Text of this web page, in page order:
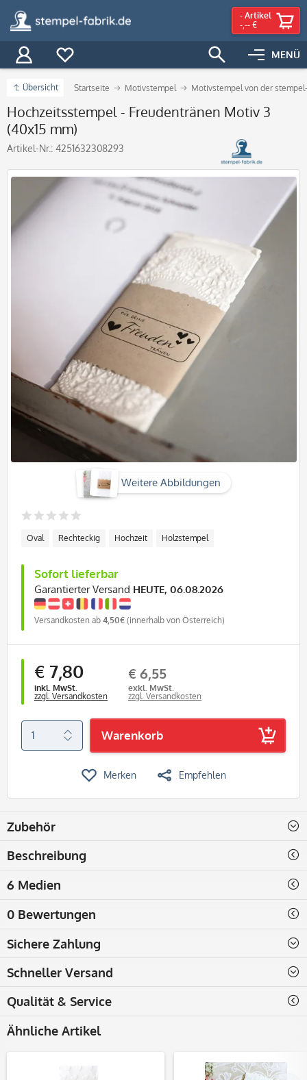
MENÜ
- Artikel
-,-- €
Übersicht Startseite Motivstempel Motivstempel von der
Hochzeitsstempel - Freudentränen Motiv 3
(40x15 mm)
Artikel-Nr.: 4251632308293
Weitere Abbildungen
Oval Rechteckig Hochzeit Holzstempel
Sofort lieferbar
Garantierter Versand HEUTE, 06.08.2026
Versandkosten ab 4,50€ (innerhalb von Österreich)
€ 7,80
inkl. MwSt.
zzgl. Versandkosten
€ 6,55
exkl. MwSt.
zzgl. Versandkosten
Warenkorb
Merken Empfehlen
Zubehör
Beschreibung
6 Medien
0 Bewertungen
Sichere Zahlung
Schneller Versand
Qualität & Service
Ähnliche Artikel